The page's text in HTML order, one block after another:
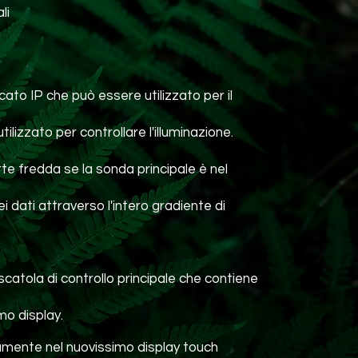
IP che può essere utilizzato per il
per controllare l'illuminazione.
fredda se la sonda principale è nel
dati attraverso l'intero gradiente di
di controllo principale che contiene
display.
nel nuovissimo display touch